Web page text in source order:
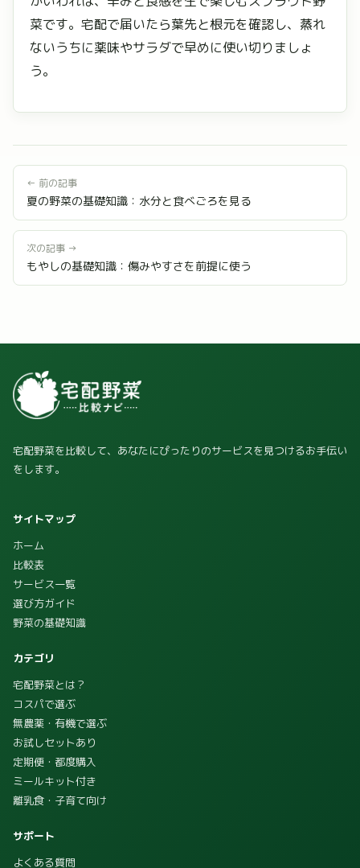
菜です。宅配で届いたら葉先と根元を確認し、蒸れ
ないうちに薬味やサラダで早めに使い切りましょ
う。
← 前の記事
夏の野菜の基礎知識：水分と食べごろを見る
次の記事 →
もやしの基礎知識：傷みやすさを前提に使う
宅配野菜を比較して、あなたにぴったりのサービスを見つけるお手伝い
をします。
サイトマップ
ホーム
比較表
サービス一覧
選び方ガイド
野菜の基礎知識
カテゴリ
宅配野菜とは？
コスパで選ぶ
無農薬・有機で選ぶ
お試しセットあり
定期便・都度購入
ミールキット付き
離乳食・子育て向け
サポート
よくある質問